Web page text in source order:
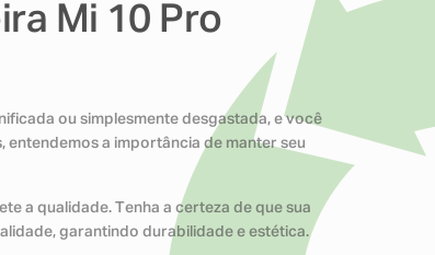
Mi 10 Pro
ou simplesmente desgastada, e você
entendemos a importância de manter seu
a qualidade. Tenha a certeza de que sua
garantindo durabilidade e estética.